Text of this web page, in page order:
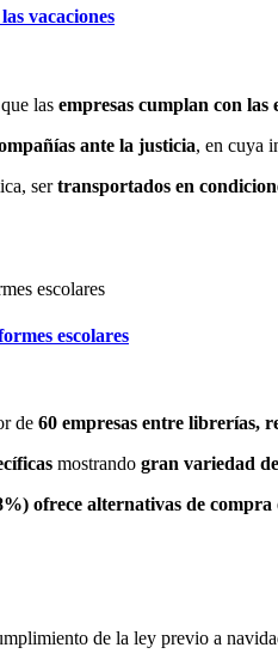
vacaciones
las empresas cumplan con las
ante la justicia, en cuya
sertransportados en
escolares
de 60 empresas entre librerías,
mostrando gran variedad
ofrece alternativas de compra